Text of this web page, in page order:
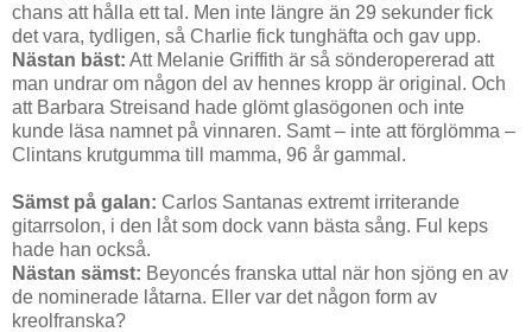
chans att hålla ett tal. Men inte längre än 29 sekunder fick
det vara, tydligen, så Charlie fick tunghäfta och gav upp.
Nästan bäst: Att Melanie Griffith är så sönderopererad att
man undrar om någon del av hennes kropp är original. Och
att Barbara Streisand hade glömt glasögonen och inte
kunde läsa namnet på vinnaren. Samt – inte att förglömma –
Clintans krutgumma till mamma, 96 år gammal.
Sämst på galan: Carlos Santanas extremt irriterande
gitarrsolon, i den låt som dock vann bästa sång. Ful keps
hade han också.
Nästan sämst: Beyoncés franska uttal när hon sjöng en av
de nominerade låtarna. Eller var det någon form av
kreolfranska?